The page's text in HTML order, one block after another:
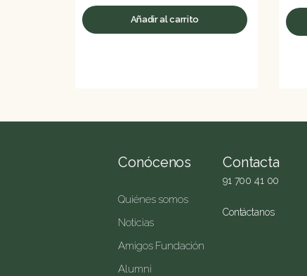
Añadir al carrito
Conócenos
Quiénes somos
Noticias
Amigos Fundación
Alumni
Contacta
91 700 41 00
Contáctanos